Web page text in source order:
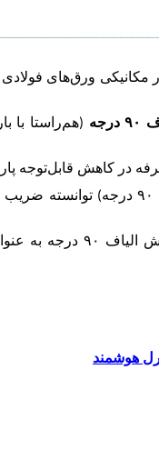
ورق‌های فولادی
۹۰درجه (هم‌راستا با
قابل‌توجه
۹۰ درجه) توانسته
الیاف ۹۰درجه به
هوشمند